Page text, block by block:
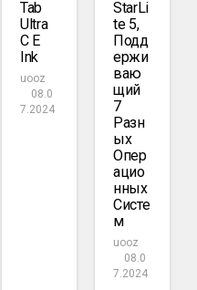
Tab
Ultra
C E
Ink
uooz
08.0
7.2024
StarLi
Te 5,
Подд
Ержи
Ваю
Щий
7
Разн
Ых
Опер
Ацио
Нных
Систе
М
uooz
08.0
7.2024